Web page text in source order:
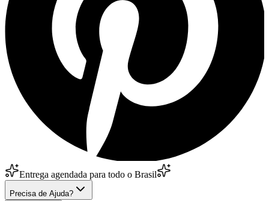
Entrega agendada para todo o Brasil
Precisa de Ajuda?